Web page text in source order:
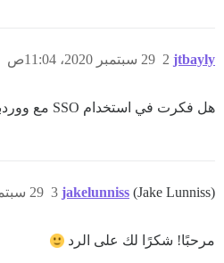
jtbayly 29 سبتمبر 2020، 11:04ص 2
هل فكرت في استخدام SSO مع ووردبريس كمنصة رئيسية؟
jakelunniss (Jake Lunniss) 29 سبتمبر 2020، 11:44م 3
مرحبًا! شكرًا لك على الرد